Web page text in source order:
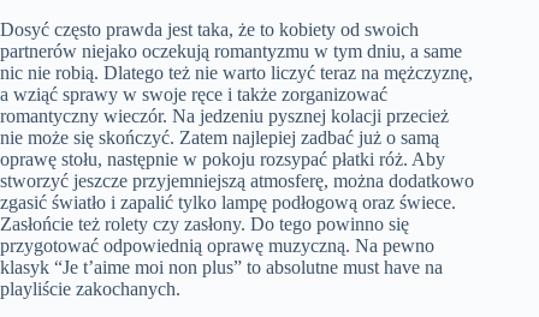
Dosyć często prawda jest taka, że to kobiety od swoich
partnerów niejako oczekują romantyzmu w tym dniu, a same
nic nie robią. Dlatego też nie warto liczyć teraz na mężczyznę,
a wziąć sprawy w swoje ręce i także zorganizować
romantyczny wieczór. Na jedzeniu pysznej kolacji przecież
nie może się skończyć. Zatem najlepiej zadbać już o samą
oprawę stołu, następnie w pokoju rozsypać płatki róż. Aby
stworzyć jeszcze przyjemniejszą atmosferę, można dodatkowo
zgasić światło i zapalić tylko lampę podłogową oraz świece.
Zasłońcie też rolety czy zasłony. Do tego powinno się
przygotować odpowiednią oprawę muzyczną. Na pewno
klasyk “Je t’aime moi non plus” to absolutne must have na
playliście zakochanych.